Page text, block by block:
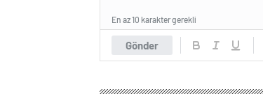
Gönder
En az 10 karakter gerekli